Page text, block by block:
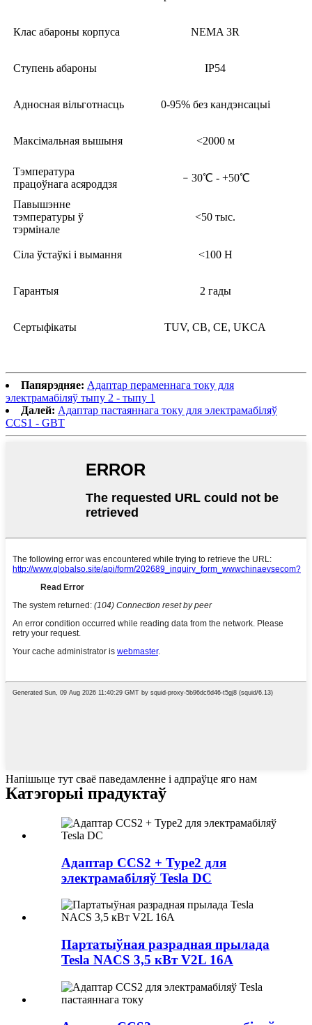
Клас абароны корпуса NEMA 3R
Ступень абароны IP54
Адносная вільготнасць 0-95% без кандэнсацыі
Максімальная вышыня <2000 м
Тэмпература
працоўнага асяроддзя
﹣30℃ - +50℃
Павышэнне
тэмпературы ў
тэрмінале
<50 тыс.
Сіла ўстаўкі і вымання <100 Н
Гарантыя 2 гады
Сертыфікаты TUV, CB, CE, UKCA
Папярэдняе: Адаптар пераменнага току для
электрамабіляў тыпу 2 - тыпу 1
Далей: Адаптар пастаяннага току для электрамабіляў
CCS1 - GBT
Напішыце тут сваё паведамленне і адпраўце яго нам
Катэгорыі прадуктаў
Адаптар CCS2 + Type2 для
электрамабіляў Tesla DC
Партатыўная разрадная прылада
Tesla NACS 3,5 кВт V2L 16A